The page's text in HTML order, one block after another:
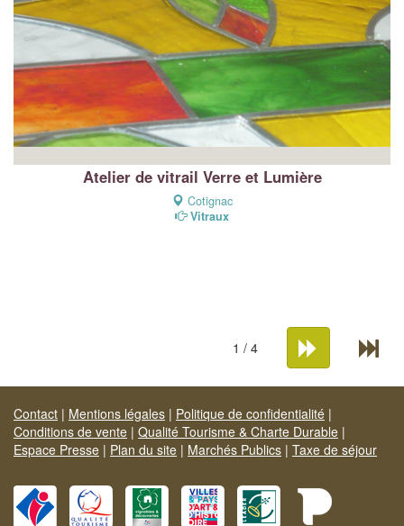
Atelier de vitrail Verre et Lumière
Cotignac
Vitraux
1 / 4
Contact | Mentions légales | Politique de confidentialité |
Conditions de vente | Qualité Tourisme & Charte Durable |
Espace Presse | Plan du site | Marchés Publics | Taxe de séjour